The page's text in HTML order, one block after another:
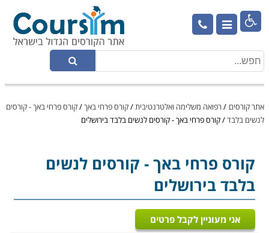

אתר קורסים /רפואה משלימה ואלטרנטיבית/קורס פרחי באך/קורס פרחי באך - קורסים
לנשים בלבד/קורס פרחי באך - קורסים לנשים בלבד בירושלים
קורס פרחי באך- קורסים לנשים
בלבד בירושלים
אני מעוניין לקבל פרטים